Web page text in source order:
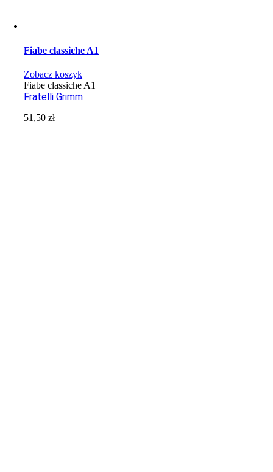
Fiabe classiche A1
Zobacz koszyk
Fiabe classiche A1
Fratelli Grimm
51,50zł